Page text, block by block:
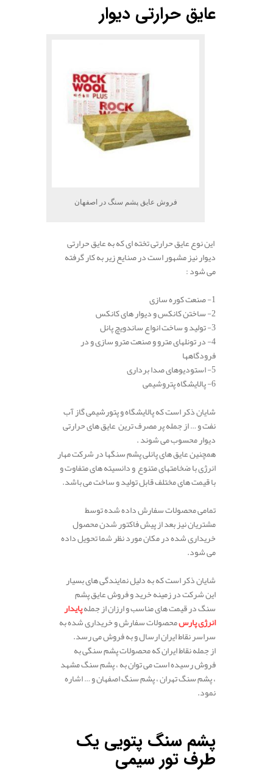
عایق حرارتی دیوار
فروش عایق پشم سنگ در اصفهان
این نوع عایق حرارتی تخته ای که به عایق حرارتی
دیوار نیز مشهور است در صنایع زیر به کار گرفته
می شود :
1- صنعت
کورهسازی
2- ساختنکانکس و دیوار های کانکس
3- تولید و ساخت انواع ساندویچ
پانل
4- در
تونلهای مترو و صنعت مترو سازی و در
فرودگاهها
5- استودیوهایصدابرداری
6- پالایشگاهپتروشیمی
شایان ذکر است که پالایشگاه و پتورشیمی گاز آب
نفت و … از جمله پر مصرف ترین عایق های حرارتی
دیوار محسوب می شوند .
همچنین عایق های پانلی پشم سنگها در شرکت مهار
انرژیباضخامتهای متنوعودانسیتههایمتفاوت و
با قیمت های مختلف قابل تولید و ساخت می باشد.
تمامی محصولات سفارش داده شده توسط
مشتریان نیز بعد از پیش فاکتور شدن محصول
خریداری شده در مکان مورد نظر شما تحویل داده
می شود.
شایان ذکر است که به دلیل نمایندگی های بسیار
این شرکت در زمینه خرید و فروش عایق پشم
سنگ در قیمت های مناسب و ارزان از جملهپایدار
انرژی پارسمحصولات سفارش و خریداری شده به
سراسر نقاط ایران ارسال و به فروش می رسد.
از جمله نقاط ایران که محصولات پشم سنگی به
فروش رسیده است می توان به ، پشم سنگ مشهد
، پشم سنگ تهران ، پشم سنگ اصفهان و … اشاره
نمود.
پشم سنگ پتویی یک
طرف تورسیمی